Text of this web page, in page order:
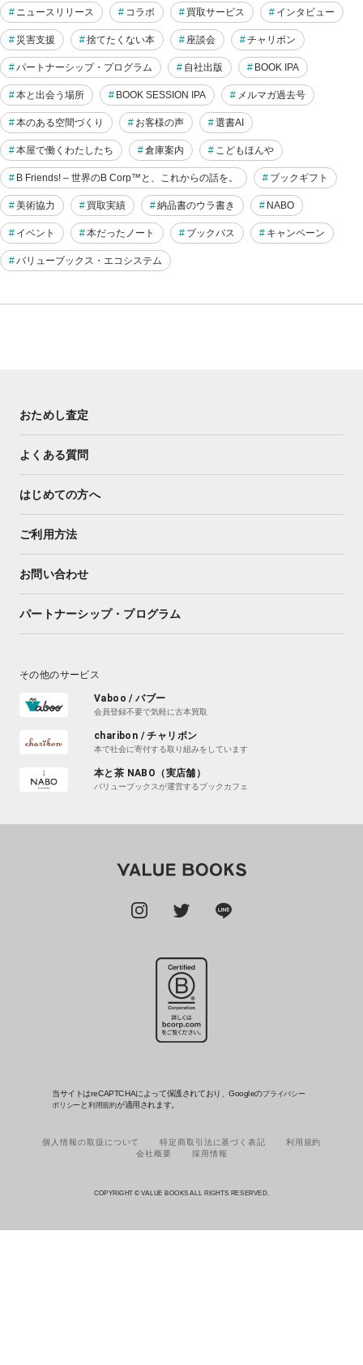
ニュースリリース コラボ 買取サービス インタビュー
災害支援 捨てたくない本 座談会 チャリボン
パートナーシップ・プログラム 自社出版 BOOK IPA
本と出会う場所 BOOK SESSION IPA メルマガ過去号
本のある空間づくり お客様の声 選書AI
本屋で働くわたしたち 倉庫案内 こどもほんや
B Friends! – 世界のB Corp™と、これからの話を。 ブックギフト
美術協力 買取実績 納品書のウラ書き NABO
イベント 本だったノート ブックバス キャンペーン
バリューブックス・エコシステム
おためし査定
よくある質問
はじめての方へ
ご利用方法
お問い合わせ
パートナーシップ・プログラム
その他のサービス
Vaboo / バブー
会員登録不要で気軽に古本買取
charibon / チャリボン
本で社会に寄付する取り組みをしています
本と茶 NABO（実店舗）
バリューブックスが運営するブックカフェ
当サイトはreCAPTCHAによって保護されており、Googleのプライバシー
ポリシーと 利用規約が適用されます。
個人情報の取扱について 特定商取引法に基づく表記
利用規約
会社概要
採用情報
COPYRIGHT © VALUE BOOKS ALL RIGHTS RESERVED.